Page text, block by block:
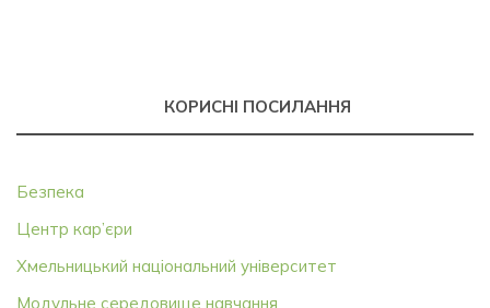
КОРИСНІ ПОСИЛАННЯ
Безпека
Центр кар’єри
Хмельницький національний університет
Модульне середовище навчання